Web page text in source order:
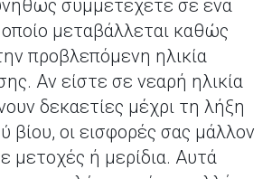
συμμετέχετε σε ένα
μεταβάλλεται καθώς
προβλεπόμενη ηλικία
Αν είστε σε νεαρή ηλικία
δεκαετίες μέχρι τη λήξη
βίου, οι εισφορές σας μάλλον
μετοχές ή μερίδια. Αυτά